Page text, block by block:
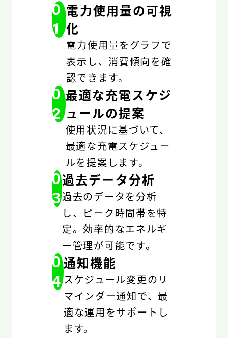
0
1
電力使用量の可視
化
電力使用量をグラフで
表示し、消費傾向を確
認できます。
0
2
最適な充電スケジ
ュールの提案
使用状況に基づいて、
最適な充電スケジュー
ルを提案します。
0
3
過去データ分析
過去のデータを分析
し、ピーク時間帯を特
定。効率的なエネルギ
ー管理が可能です。
0
4
通知機能
スケジュール変更のリ
マインダー通知で、最
適な運用をサポートし
ます。